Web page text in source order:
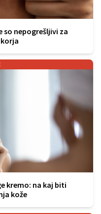
so nepogrešljivi za
kremo: na kaj biti
kože